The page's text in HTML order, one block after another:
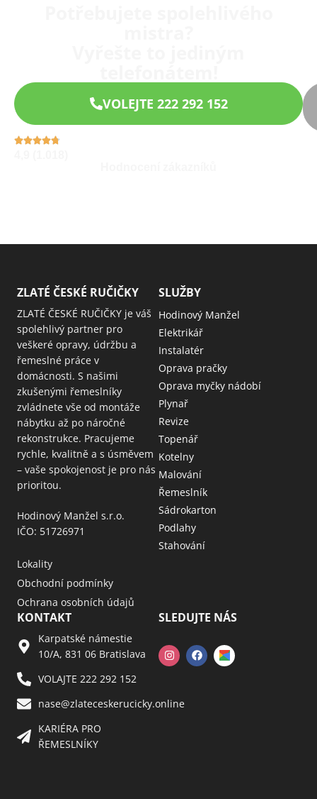
VOLEJTE 222 292 152
ZLATÉ ČESKÉ RUČIČKY
ZLATÉ ČESKÉ RUČIČKY je váš
spolehlivý partner pro
veškeré opravy, údržbu a
řemeslné práce v
domácnosti. S našimi
zkušenými řemeslníky
zvládnete vše od montáže
nábytku až po náročné
rekonstrukce. Pracujeme
rychle, kvalitně a s úsměvem
– vaše spokojenost je pro nás
prioritou.
Hodinový Manžel s.r.o.
IČO: 51726971
Lokality
Obchodní podmínky
Ochrana osobních údajů
SLUŽBY
Hodinový Manžel
Elektrikář
Instalatér
Oprava pračky
Oprava myčky nádobí
Plynař
Revize
Topenář
Kotelny
Malování
Řemeslník
Sádrokarton
Podlahy
Stahování
KONTAKT
Karpatské námestie
10/A, 831 06 Bratislava
VOLAJTE 222 292 152
nase@zlateceskerucicky.online
KARIÉRA PRO
ŘEMESLNÍKY
SLEDUJTE NÁS